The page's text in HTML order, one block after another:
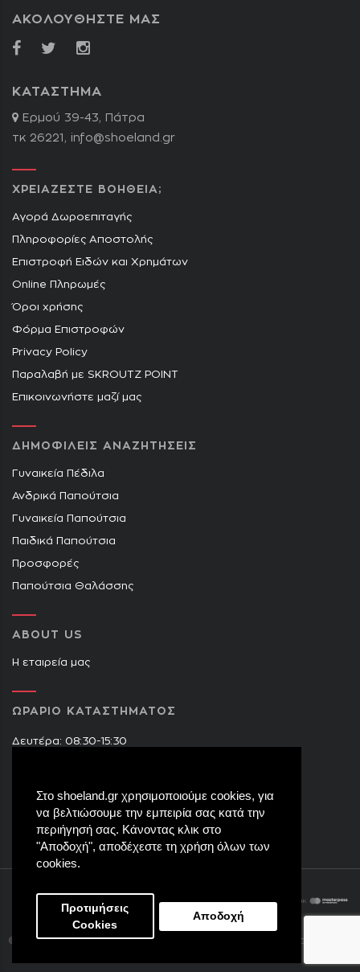
Στο shoeland.gr χρησιμοποιούμε cookies, για
να βελτιώσουμε την εμπειρία σας κατά την
περιήγησή σας. Κάνοντας κλικ στο
"Αποδοχή", αποδέχεστε τη χρήση όλων των
cookies.
Προτιμήσεις
Cookies
Αποδοχή
ΑΚΟΛΟΥΘΗΣΤΕ ΜΑΣ
ΚΑΤΑΣΤΗΜΑ
Ερμού 39-43, Πάτρα
τκ 26221, info@shoeland.gr
ΧΡΕΙΑΖΕΣΤΕ ΒΟΗΘΕΙΑ;
Αγορά Δωροεπιταγής
Πληροφορίες Αποστολής
Επιστροφή Ειδών και Χρημάτων
Online Πληρωμές
Όροι χρήσης
Φόρμα Επιστροφών
Privacy Policy
Παραλαβή με SKROUTZ POINT
Επικοινωνήστε μαζί μας
ΔΗΜΟΦΙΛΕΙΣ ΑΝΑΖΗΤΗΣΕΙΣ
Γυναικεία Πέδιλα
Ανδρικά Παπούτσια
Γυναικεία Παπούτσια
Παιδικά Παπούτσια
Προσφορές
Παπούτσια Θαλάσσης
ABOUT US
Η εταιρεία μας
ΩΡΑΡΙΟ ΚΑΤΑΣΤΗΜΑΤΟΣ
Δευτέρα: 08:30-15:30
Πέμπτη: 09:00-14:30 & 17:30-21:00
Παρασκευή: 09:00-14:30 & 17:30-21:00
Σάββατο: 08:30-15:30
© Copyright 2017Shoeland.gr Created by